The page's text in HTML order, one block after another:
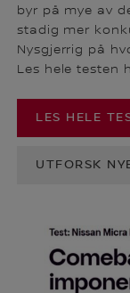
byr på mye av
stadig mer
Nysgjerrig på
Les hele testen
LES HELE
UTFORSK